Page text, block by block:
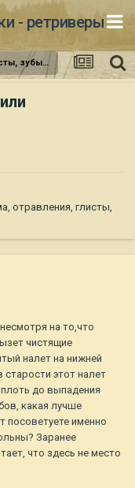
- ретриверы
Пищеварительная система, отравления, глисты, зубы, анальные синусы
отравления, глисты,
на то,что
чистящие
налет на нижней
старости этот налет
до выпадения
какая лучше
посоветуете именно
Заранее
что здесь не место